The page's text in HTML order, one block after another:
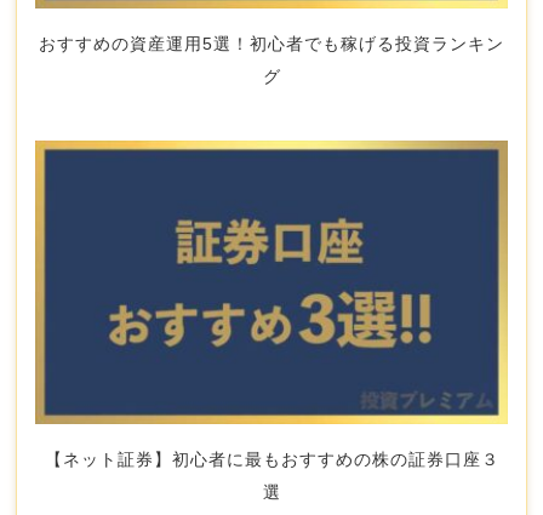
おすすめの資産運用5選！初心者でも稼げる投資ランキン
グ
【ネット証券】初心者に最もおすすめの株の証券口座３
選